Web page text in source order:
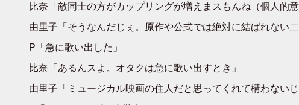
比奈「敵同士の方がカップリングが増えまスもんね（個人的意
由里子「そうなんだじぇ。原作や公式では絶対に結ばれな
P「急に歌い出した」
比奈「あるんスよ。オタクは急に歌い出すとき」
由里子「ミュージカル映画の住人だと思ってくれて構わないじ